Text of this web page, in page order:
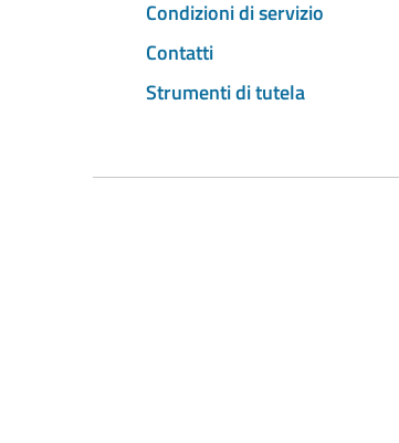
Condizioni di servizio
Contatti
Strumenti di tutela